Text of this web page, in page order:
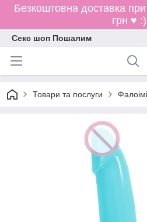
Безкоштовна доставка
грн ♥ :)
Секс шоп Пошалим
Товари та послуги